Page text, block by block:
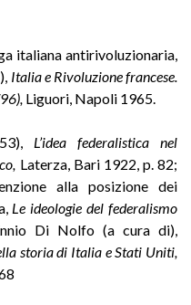
italiana antirivoluzionaria,
Italia e Rivoluzione francese.
Liguori, Napoli 1965.
L’idea federalistica nel
Laterza, Bari 1922, p. 82;
alla posizione dei
Le ideologie del federalismo
Di Nolfo (a cura di),
storia di Italia e Stati Uniti,